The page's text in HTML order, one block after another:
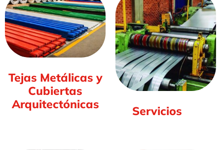
Tejas Metálicas y
Cubiertas
Arquitectónicas
Servicios